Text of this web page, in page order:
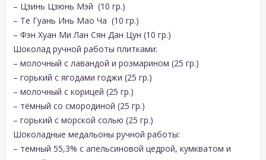
– Цзинь Цзюнь Мэй (10 гр.)
– Те Гуань Инь Мао Ча (10 гр.)
– Фэн Хуан Ми Лан Сян Дан Цун (10 гр.)
Шоколад ручной работы плитками:
– молочный с лавандой и розмарином (25 гр.)
– горький с ягодами годжи (25 гр.)
– молочный с корицей (25 гр.)
– тёмный со смородиной (25 гр.)
– горький с морской солью (25 гр.)
Шоколадные медальоны ручной работы:
– темный 55,3% с апельсиновой цедрой, кумкватом и